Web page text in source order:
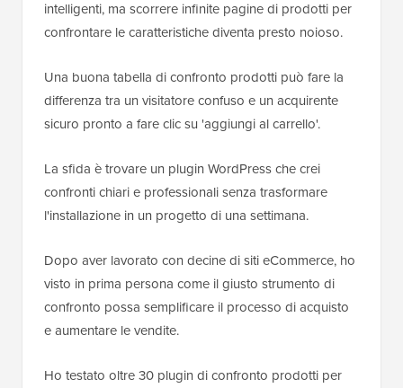
intelligenti, ma scorrere infinite pagine di prodotti per
confrontare le caratteristiche diventa presto noioso.
Una buona tabella di confronto prodotti può fare la
differenza tra un visitatore confuso e un acquirente
sicuro pronto a fare clic su 'aggiungi al carrello'.
La sfida è trovare un plugin WordPress che crei
confronti chiari e professionali senza trasformare
l'installazione in un progetto di una settimana.
Dopo aver lavorato con decine di siti eCommerce, ho
visto in prima persona come il giusto strumento di
confronto possa semplificare il processo di acquisto
e aumentare le vendite.
Ho testato oltre 30 plugin di confronto prodotti per